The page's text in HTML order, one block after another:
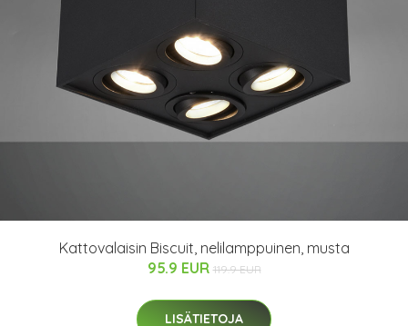
Kattovalaisin Biscuit, nelilamppuinen, musta
95.9 EUR 119.9 EUR
LISÄTIETOJA